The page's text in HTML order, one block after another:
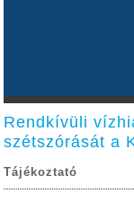
Rendkívüli
szétszórását a
Tájékoztató